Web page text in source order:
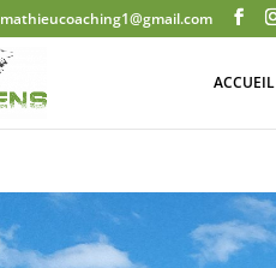
mathieucoaching1@gmail.com
ACCUEIL